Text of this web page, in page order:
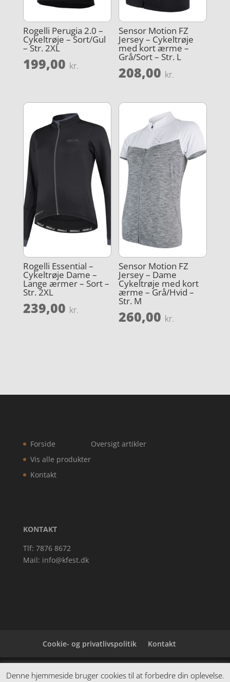
Rogelli Perugia 2.0 –
Cykeltrøje – Sort/Gul
– Str. 2XL
199,00 kr.
Sensor Motion FZ
Jersey – Cykeltrøje
med kort ærme –
Grå/Sort – Str. L
208,00 kr.
Rogelli Essential –
Cykeltrøje Dame –
Lange ærmer – Sort –
Str. 2XL
239,00 kr.
Sensor Motion FZ
Jersey – Dame
Cykeltrøje med kort
ærme – Grå/Hvid –
Str. M
260,00 kr.
Forside
Vis alle produkter
Kontakt
Oversigt artikler
KONTAKT
Tlf: 7876 8672
Mail: info@kfest.dk
Cookie- og privatlivspolitik Kontakt
Denne hjemmeside samler et bredt udvalg af
Denne hjemmeside bruger cookies til at forbedre din oplevelse.